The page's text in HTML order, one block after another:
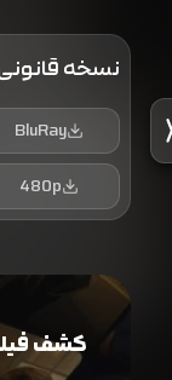
نسخه
BluRay
480p
کشف